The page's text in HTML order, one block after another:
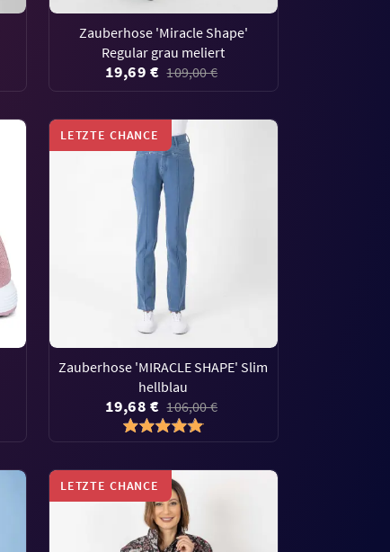
Zauberhose 'Miracle Shape'
Regular grau meliert
19,69 € 109,00 €
LETZTE CHANCE
Zauberhose 'MIRACLE SHAPE' Slim
hellblau
19,68 € 106,00 €
LETZTE CHANCE